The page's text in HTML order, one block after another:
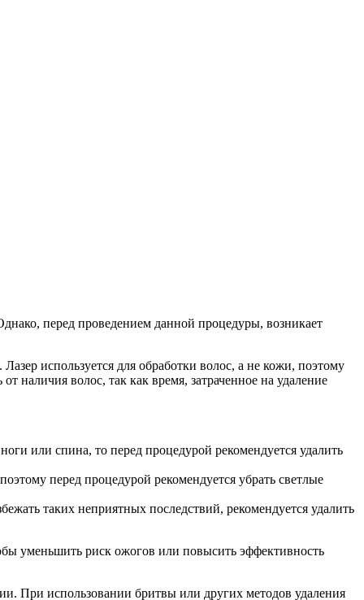
перед проведением данной процедуры, возникает
используется для обработки волос, а не кожи, поэтому
наличия волос, так как время, затраченное на удаление
или спина, то перед процедурой рекомендуется удалить
перед процедурой рекомендуется убрать светлые
таких неприятных последствий, рекомендуется удалить
уменьшить риск ожогов или повысить эффективность
При использовании бритвы или других методов удаления